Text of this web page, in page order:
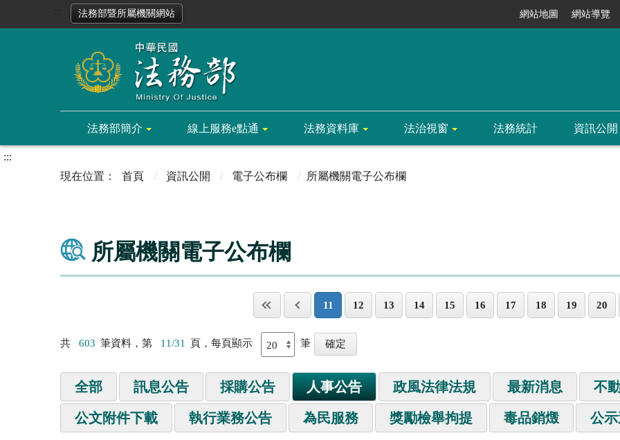
法務部暨所屬機關網站 網站地圖 網站導覽
法務部簡介 線上服務e點通 法務資料庫 法治視窗 法務統計 資訊公開
:::
首頁
資訊公開 電子公布欄 所屬機關電子公布欄
所屬機關電子公布欄
11 12 13 14 15 16 17 18 19 20
共 603 筆資料，第 11/31 頁，每頁顯示 筆
全部 訊息公告 採購公告 人事公告 政風法律法規 最新消息 不
公文附件下載 執行業務公告 為民服務 獎勵檢舉拘提 毒品銷燬 公